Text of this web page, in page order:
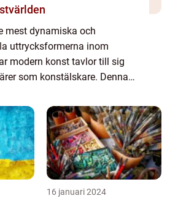
mest dynamiska och
uttrycksformerna inom
modern konst tavlor till sig
som konstälskare. Denna
att skapa nya och spännande
16 januari 2024